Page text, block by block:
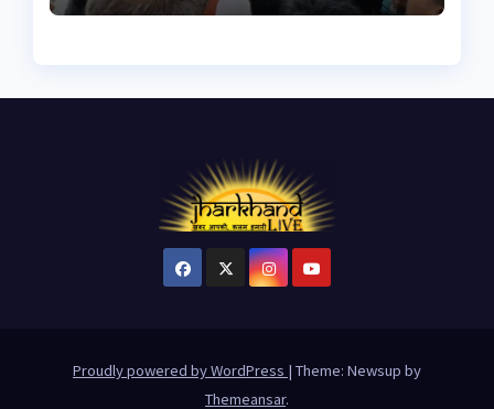
Proudly powered by WordPress | Theme: Newsup by
Themeansar.